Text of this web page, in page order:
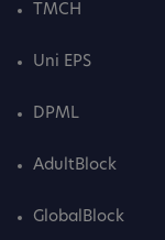
TMCH
Uni EPS
DPML
AdultBlock
GlobalBlock